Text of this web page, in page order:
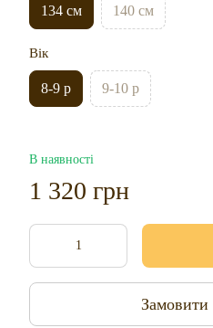
134 см 140 см
Вік
8-9 р 9-10 р
В наявності
1 320 грн